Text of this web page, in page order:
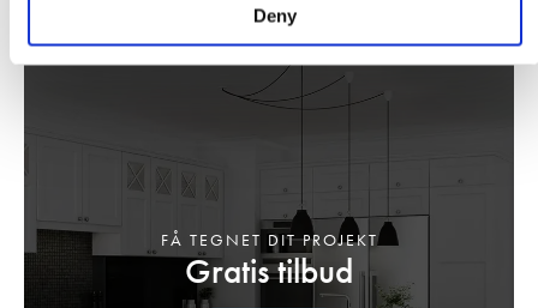
Deny
Gratis tilbud
FÅ TEGNET DIT PROJEKT